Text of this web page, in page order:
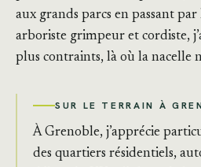
aux grands parcs en passant
arboriste grimpeur et cordiste,
plus contraints, là où la nacelle
SUR LE TERRAIN À
À Grenoble, j’apprécie
des quartiers résidentiels,